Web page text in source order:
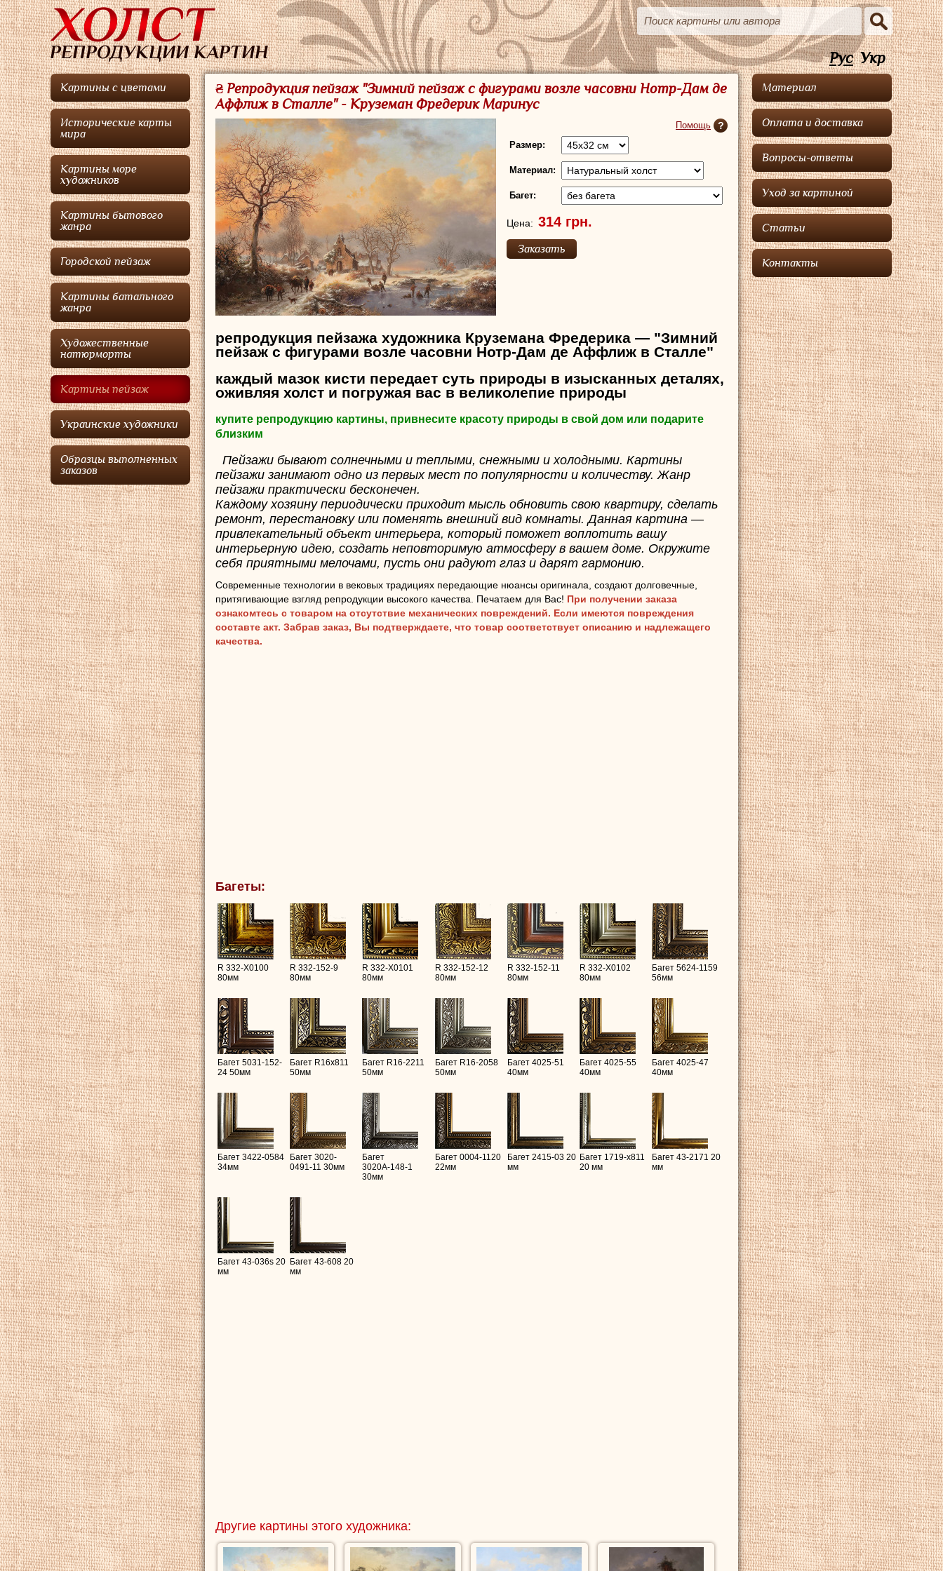
Рус Укр
Картины с цветами
Исторические карты
мира
Картины море
художников
Картины бытового
жанра
Городской пейзаж
Картины батального
жанра
Художественные
натюрморты
Картины пейзаж
Украинские художники
Образцы выполненных
заказов
₴ Репродукция пейзаж "Зимний пейзаж с фигурами возле часовни Нотр-Дам де
Аффлиж в Сталле" - Круземан Фредерик Маринус
Помощь
Размер:
Материал:
Багет:
Цена:
репродукция пейзажа художника Круземана Фредерика — "Зимний
пейзаж с фигурами возле часовни Нотр-Дам де Аффлиж в Сталле"
каждый мазок кисти передает суть природы в изысканных деталях,
оживляя холст и погружая вас в великолепие природы
купите репродукцию картины, привнесите красоту природы в свой дом или подарите
близким
Пейзажи бывают солнечными и теплыми, снежными и холодными. Картины
пейзажи занимают одно из первых мест по популярности и количеству. Жанр
пейзажи практически бесконечен.
Каждому хозяину периодически приходит мысль обновить свою квартиру, сделать
ремонт, перестановку или поменять внешний вид комнаты. Данная картина —
привлекательный объект интерьера, который поможет воплотить вашу
интерьерную идею, создать неповторимую атмосферу в вашем доме. Окружите
себя приятными мелочами, пусть они радуют глаз и дарят гармонию.
Современные технологии в вековых традициях передающие нюансы оригинала, создают долговечные,
притягивающие взгляд репродукции высокого качества. Печатаем для Вас! При получении заказа
ознакомтесь с товаром на отсутствие механических повреждений. Если имеются повреждения
составте акт. Забрав заказ, Вы подтверждаете, что товар соответствует описанию и надлежащего
качества.
Багеты:
R 332-X0100
80мм
R 332-152-9
80мм
R 332-X0101
80мм
R 332-152-12
80мм
R 332-152-11
80мм
R 332-X0102
80мм
Багет 5624-1159
56мм
Багет 5031-152-
24 50мм
Багет R16х811
50мм
Багет R16-2211
50мм
Багет R16-2058
50мм
Багет 4025-51
40мм
Багет 4025-55
40мм
Багет 4025-47
40мм
Багет 3422-0584
34мм
Багет 3020-
0491-11 30мм
Багет
3020А-148-1
30мм
Багет 0004-1120
22мм
Багет 2415-03 20
мм
Багет 1719-x811
20 мм
Багет 43-2171 20
мм
Багет 43-036s 20
мм
Багет 43-608 20
мм
Другие картины этого художника:
Материал
Оплата и доставка
Вопросы-ответы
Уход за картиной
Статьи
Контакты